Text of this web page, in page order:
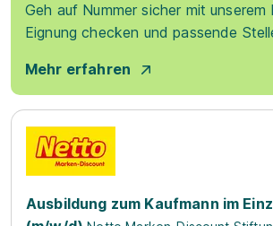
Geh auf Nummer sicher mit
Eignung checken und passende
Mehr erfahren
Ausbildung zum Kaufmann im